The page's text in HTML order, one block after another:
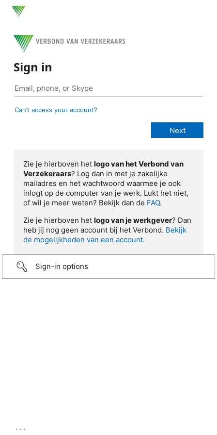
Sign in
Can’t access your account?
Zie je hierboven het logo van het Verbond van
Verzekeraars? Log dan in met je zakelijke
mailadres en het wachtwoord waarmee je ook
inlogt op de computer van je werk. Lukt het niet,
of wil je meer weten? Bekijk dan de FAQ.
Zie je hierboven het logo van je werkgever? Dan
heb jij nog geen account bij het Verbond. Bekijk
de mogelijkheden van een account.
Sign-in options
...